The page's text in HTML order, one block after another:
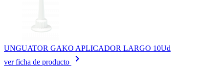
UNGUATOR GAKO APLICADOR LARGO 10Ud
ver ficha de producto
keyboard_arrow_right